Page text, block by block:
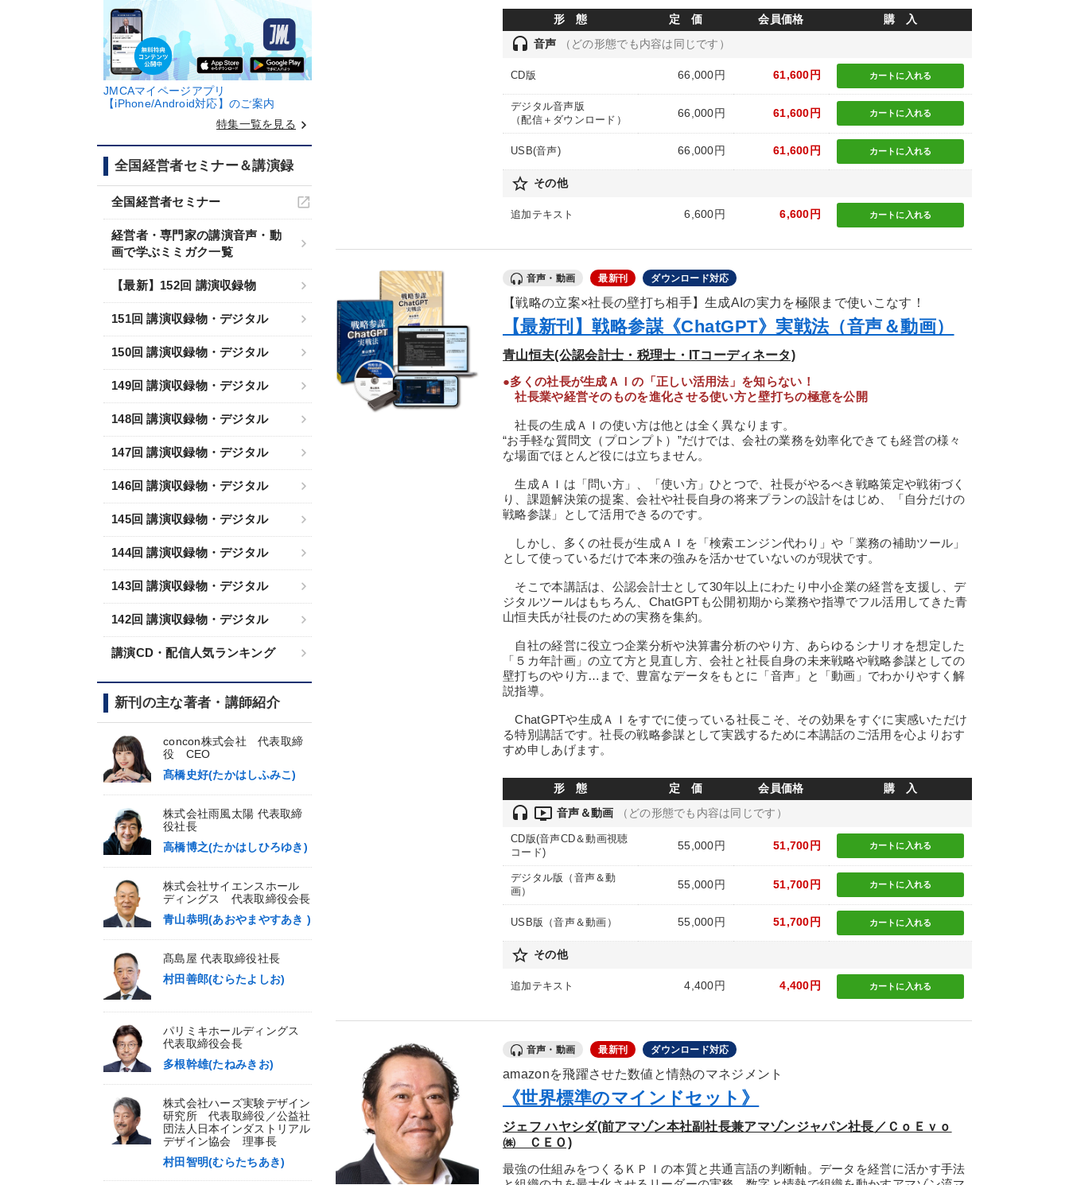
JMCAマイページアプリ
【iPhone/Android対応】のご案内
特集一覧を見る keyboard_arrow_right
全国経営者セミナー＆講演録
全国経営者セミナー
経営者・専門家の講演音声・動
画で学ぶミミガク一覧
【最新】152回 講演収録物
151回 講演収録物・デジタル
150回 講演収録物・デジタル
149回 講演収録物・デジタル
148回 講演収録物・デジタル
147回 講演収録物・デジタル
146回 講演収録物・デジタル
145回 講演収録物・デジタル
144回 講演収録物・デジタル
143回 講演収録物・デジタル
142回 講演収録物・デジタル
講演CD・配信人気ランキング
新刊の主な著者・講師紹介
concon株式会社 代表取締
役 CEO
髙橋史好(たかはしふみこ)
株式会社雨風太陽 代表取締
役社長
高橋博之(たかはしひろゆき)
株式会社サイエンスホール
ディングス 代表取締役会長
青山恭明(あおやまやすあき )
髙島屋 代表取締役社長
村田善郎(むらたよしお)
パリミキホールディングス
代表取締役会長
多根幹雄(たねみきお)
株式会社ハーズ実験デザイン
研究所 代表取締役／公益社
団法人日本インダストリアル
デザイン協会 理事長
村田智明(むらたちあき)
形 態 定 価 会員価格 購 入
headset 音声 （どの形態でも内容は同じです）
CD版 66,000円 61,600円 カートに 入れる
デジタル音声版
（配信＋ダウンロード）
66,000円 61,600円 カートに 入れる
USB(音声) 66,000円 61,600円 カートに 入れる
star_border その他
追加テキスト 6,600円 6,600円 カートに 入れる
音声・動画 最新刊 ダウンロード対応
【戦略の立案×社長の壁打ち相手】生成AIの実力を極限まで使いこなす！
【最新刊】戦略参謀《ChatGPT》実戦法（音声＆動画）
青山恒夫(公認会計士・税理士・ITコーディネータ)
●多くの社長が生成ＡＩの「正しい活用法」を知らない！
社長業や経営そのものを進化させる使い方と壁打ちの極意を公開
社長の生成ＡＩの使い方は他とは全く異なります。
“お手軽な質問文（プロンプト）”だけでは、会社の業務を効率化できても経営の様々
な場面でほとんど役には立ちません。
生成ＡＩは「問い方」、「使い方」ひとつで、社長がやるべき戦略策定や戦術づく
り、課題解決策の提案、会社や社長自身の将来プランの設計をはじめ、「自分だけの
戦略参謀」として活用できるのです。
しかし、多くの社長が生成ＡＩを「検索エンジン代わり」や「業務の補助ツール」
として使っているだけで本来の強みを活かせていないのが現状です。
そこで本講話は、公認会計士として30年以上にわたり中小企業の経営を支援し、デ
ジタルツールはもちろん、ChatGPTも公開初期から業務や指導でフル活用してきた青
山恒夫氏が社長のための実務を集約。
自社の経営に役立つ企業分析や決算書分析のやり方、あらゆるシナリオを想定した
「５カ年計画」の立て方と見直し方、会社と社長自身の未来戦略や戦略参謀としての
壁打ちのやり方…まで、豊富なデータをもとに「音声」と「動画」でわかりやすく解
説指導。
ChatGPTや生成ＡＩをすでに使っている社長こそ、その効果をすぐに実感いただけ
る特別講話です。社長の戦略参謀として実践するために本講話のご活用を心よりおす
すめ申しあげます。
形 態 定 価 会員価格 購 入
headset ondemand_video 音声＆動画 （どの形態でも内容は同じです）
CD版(音声CD＆動画視聴
コード)
55,000円 51,700円 カートに 入れる
デジタル版（音声＆動
画）
55,000円 51,700円 カートに 入れる
USB版（音声＆動画） 55,000円 51,700円 カートに 入れる
star_border その他
追加テキスト 4,400円 4,400円 カートに 入れる
音声・動画 最新刊 ダウンロード対応
amazonを飛躍させた数値と情熱のマネジメント
《世界標準のマインドセット》
ジェフ ハヤシダ(前アマゾン本社副社長兼アマゾンジャパン社長／ＣｏＥｖｏ
㈱ ＣＥＯ)
最強の仕組みをつくるＫＰＩの本質と共通言語の判断軸。データを経営に活かす手法